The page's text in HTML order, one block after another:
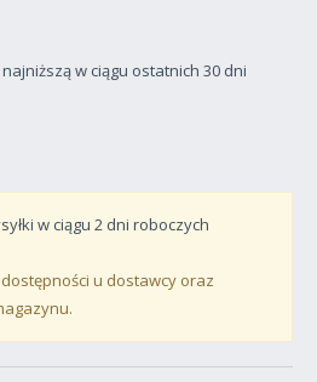
w ciągu ostatnich 30 dni
w ciągu 2 dni roboczych
u dostawcy oraz